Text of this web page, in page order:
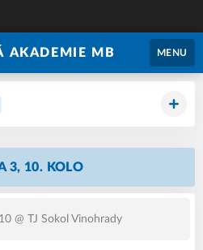
AKADEMIE MB MENU
3, 10. KOLO
@ TJ Sokol Vinohrady